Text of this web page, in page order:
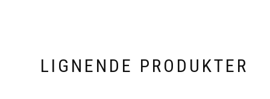
LIGNENDE PRODUKTER